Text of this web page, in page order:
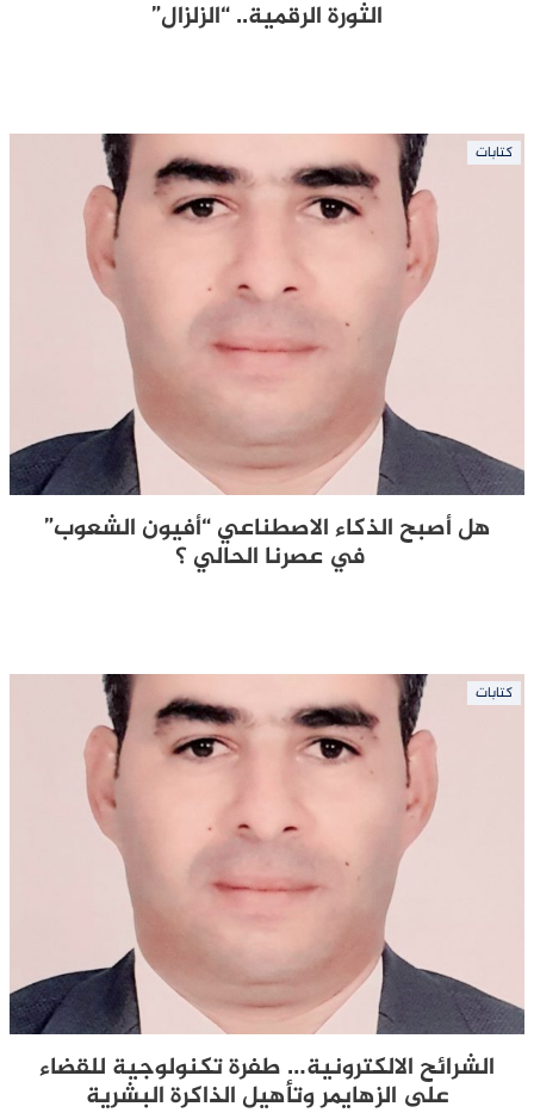
الثورة الرقمية.. “الزلزال”
كتابات
هل أصبح الذكاء الاصطناعي “أفيون الشعوب”
في عصرنا الحالي ؟
كتابات
الشرائح الالكترونية… طفرة تكنولوجية للقضاء
على الزهايمر وتأهيل الذاكرة البشرية